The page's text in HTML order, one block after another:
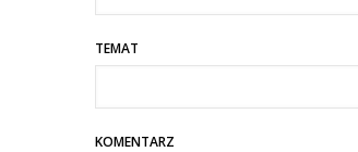
TEMAT
KOMENTARZ